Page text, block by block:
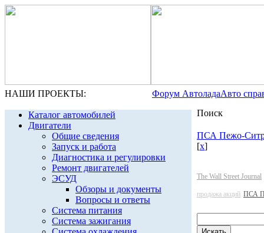
НАШИ ПРОЕКТЫ: Форум АвтоладаАвто
Каталог автомобилей
Двигатели
Общие сведения
Запуск и работа
Диагностика и регулировки
Ремонт двигателей
ЭСУД
Обзоры и документы
Вопросы и ответы
Система питания
Система зажигания
Поиск
ПСА Пежо-
[x]
The Wall Street Journal
продажа акций ПСА